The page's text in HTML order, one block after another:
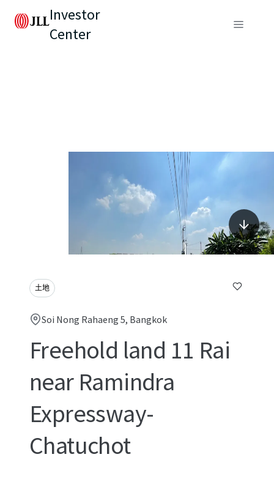
Investor
Center
土地
Soi Nong Rahaeng 5, Bangkok
Freehold land 11 Rai
near Ramindra
Expressway-
Chatuchot